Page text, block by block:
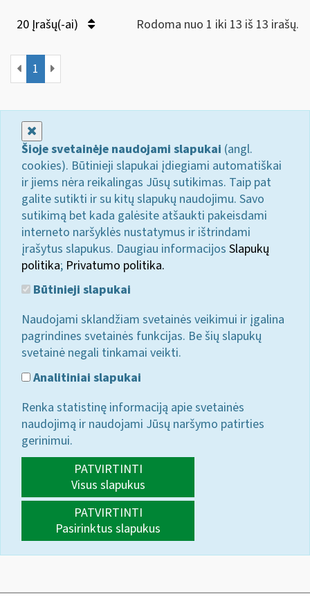
20 Įrašų(-ai) Rodoma nuo 1 iki 13 iš 13 irašų.
1
Šioje svetainėje naudojami slapukai (angl.
cookies). Būtinieji slapukai įdiegiami automatiškai
ir jiems nėra reikalingas Jūsų sutikimas. Taip pat
galite sutikti ir su kitų slapukų naudojimu. Savo
sutikimą bet kada galėsite atšaukti pakeisdami
interneto naršyklės nustatymus ir ištrindami
įrašytus slapukus. Daugiau informacijos Slapukų
politika; Privatumo politika.
Būtinieji slapukai
Naudojami sklandžiam svetainės veikimui ir įgalina
pagrindines svetainės funkcijas. Be šių slapukų
svetainė negali tinkamai veikti.
Analitiniai slapukai
Renka statistinę informaciją apie svetainės
naudojimą ir naudojami Jūsų naršymo patirties
gerinimui.
PATVIRTINTI
Visus slapukus
PATVIRTINTI
Pasirinktus slapukus